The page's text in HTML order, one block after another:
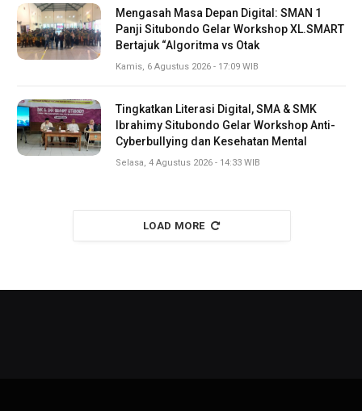
Mengasah Masa Depan Digital: SMAN 1
Panji Situbondo Gelar Workshop XL.SMART
Bertajuk “Algoritma vs Otak
Kamis, 6 Agustus 2026 - 17:09 WIB
Tingkatkan Literasi Digital, SMA & SMK
Ibrahimy Situbondo Gelar Workshop Anti-
Cyberbullying dan Kesehatan Mental
Selasa, 4 Agustus 2026 - 14:33 WIB
LOAD MORE